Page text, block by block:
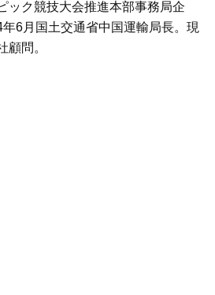
ック競技大会推進本部事務局企
6月国土交通省中国運輸局長。現
顧問。